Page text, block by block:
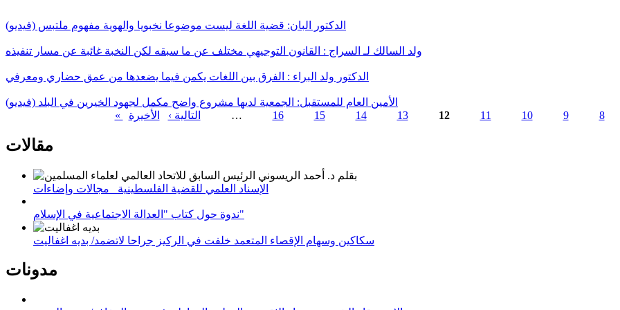
الدكتور البان: قضية اللغة ليست موضوعا نخبويا والهوية مفهوم ملتبس (فيديو)
ولد السالك لـ السراج : القانون التوجيهي مختلف عن ما سبقه لكن النخبة غائبة عن مسار تنفيذه
الدكتور ولد البراء : الفرق بين اللغات يكمن فيما يضعدها من عمق حضاري ومعرفي
الأمين العام للمستقبل: الجمعية لديها مشروع واضح مكمل لجهود الخيرين في البلد (فيديو)
8
9
10
11
12
13
14
15
16
… التالية ›
مقالات
الإسناد العلمي للقضية الفلسطينية_ مجالات وإضاءات
ندوة حول كتاب "العدالة الاجتماعية في الإسلام"
سكاكين وسهام الإقصاء المتعمد خلفت في الركيز جراحا لاتضمد/ بديه اغفاليت
مدونات